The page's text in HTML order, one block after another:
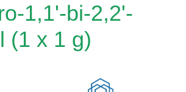
1,1'-bi-2,2'-
(1 x 1 g)